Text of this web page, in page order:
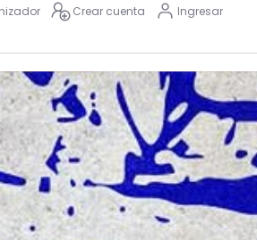
Crear cuenta Ingresar